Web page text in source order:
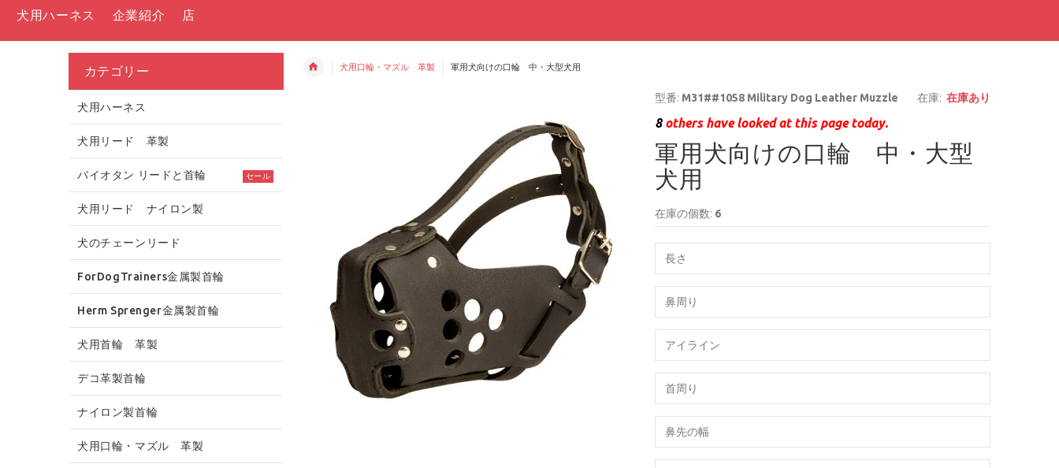
犬用ハーネス 企業紹介 店
犬用口輪・マズル 革製 軍用犬向けの口輪 中・大型犬用
型番: M31##1058 Military Dog Leather Muzzle 在庫: 在庫あり
8others have looked at this page today.
軍用犬向けの口輪 中・大型
犬用
在庫の個数: 6
カテゴリー
犬用ハーネス
犬用リード 革製
バイオタン リードと首輪 セール
犬用リード ナイロン製
犬のチェーンリード
ForDogTrainers金属製首輪
Herm Sprenger金属製首輪
犬用首輪 革製
デコ革製首輪
ナイロン製首輪
犬用口輪・マズル 革製